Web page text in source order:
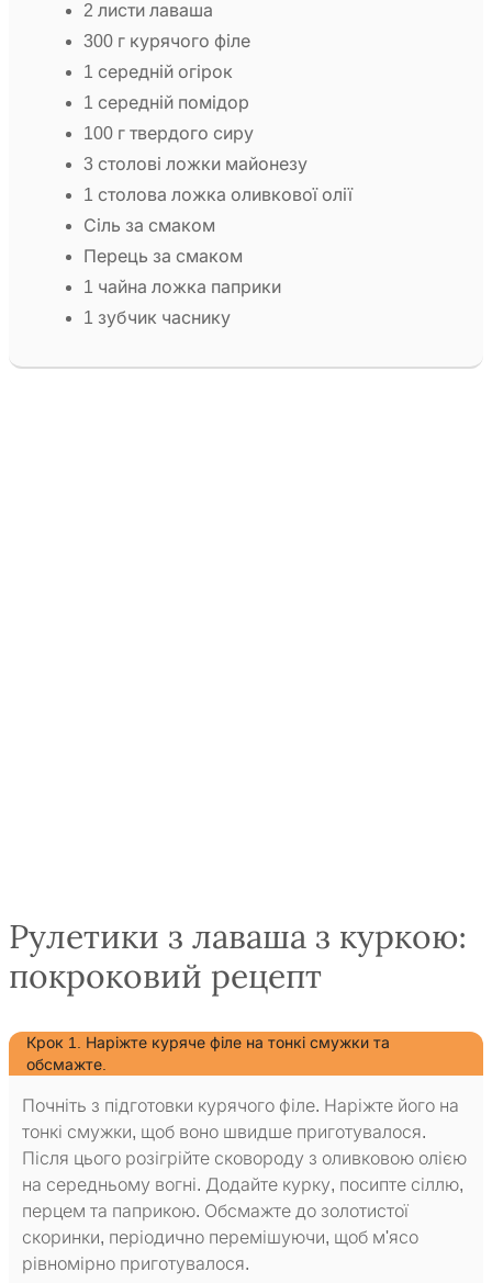
2 листи лаваша
300 г курячого філе
1 середній огірок
1 середній помідор
100 г твердого сиру
3 столові ложки майонезу
1 столова ложка оливкової олії
Сіль за смаком
Перець за смаком
1 чайна ложка паприки
1 зубчик часнику
Рулетики з лаваша з куркою:
покроковий рецепт
Крок 1. Наріжте куряче філе на тонкі смужки та
обсмажте.
Почніть з підготовки курячого філе. Наріжте його на
тонкі смужки, щоб воно швидше приготувалося.
Після цього розігрійте сковороду з оливковою олією
на середньому вогні. Додайте курку, посипте сіллю,
перцем та паприкою. Обсмажте до золотистої
скоринки, періодично перемішуючи, щоб м'ясо
рівномірно приготувалося.